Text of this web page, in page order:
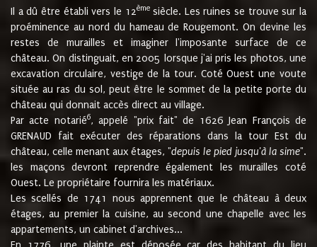
Il a dû être établi vers le 12èmesiècle. Les ruines se trouve sur la
proéminence au nord du hameau de Rougemont. On devine les
restes de murailles et imaginer l'imposante surface de ce
château. On distinguait, en 2005 lorsque j'ai pris les photos, une
excavation circulaire, vestige de la tour. Coté Ouest une voute
située au ras du sol, peut être le sommet de la petite porte du
château qui donnait accès direct au village.
Par acte notarié6, appelé "prix fait" de 1626 Jean François de
GRENAUD fait exécuter des réparations dans la tour Est du
château, celle menant aux étages, "depuis le pied jusqu'à la sime".
les maçons devront reprendre également les murailles coté
Ouest. Le propriétaire fournira les matériaux.
Les scellés de 1741 nous apprennent que le château à deux
étages, au premier la cuisine, au second une chapelle avec les
appartements, un cabinet d'archives...